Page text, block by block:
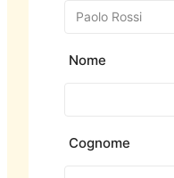
Nome
Cognome